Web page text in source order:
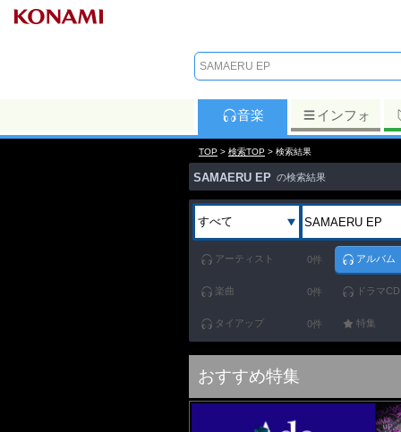
音楽 インフォ
TOP > 検索TOP > 検索結果
SAMAERU EP の検索結果
アーティスト 0件
楽曲 0件
タイアップ 0件
アルバム
ドラマCD
特集
おすすめ特集